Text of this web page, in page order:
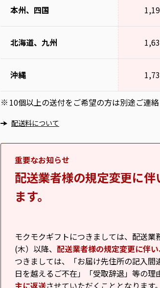
本州、四国
北海道、九州
沖縄
※ 10個以上の送付をご希望の方は別途ご連
配送料について
重要なお知らせ
配送業者様の規定変更に
ます。
モクモクギフトにつきましては、配送
(木）以降、 配送業者様の規定変更に伴
つきましては、「お届け先住所の記入
日を越えるご不在」「受取辞退」等の理
主に返送させていただくこととなります。